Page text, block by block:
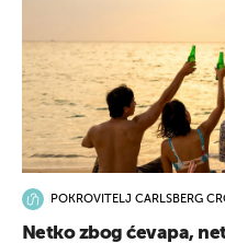
POKROVITELJ CARLSBERG
Netko zbog ćevapa,